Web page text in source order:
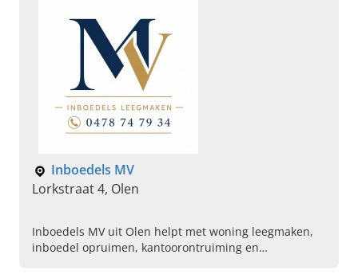
Inboedels MV
Lorkstraat 4, Olen
Inboedels MV uit Olen helpt met woning leegmaken,
inboedel opruimen, kantoorontruiming en